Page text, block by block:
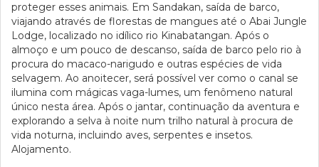
proteger esses animais. Em Sandakan, saída de barco,
viajando através de florestas de mangues até o Abai Jungle
Lodge, localizado no idílico rio Kinabatangan. Após o
almoço e um pouco de descanso, saída de barco pelo rio à
procura do macaco-narigudo e outras espécies de vida
selvagem. Ao anoitecer, será possível ver como o canal se
ilumina com mágicas vaga-lumes, um fenômeno natural
único nesta área. Após o jantar, continuação da aventura e
explorando a selva à noite num trilho natural à procura de
vida noturna, incluindo aves, serpentes e insetos.
Alojamento.